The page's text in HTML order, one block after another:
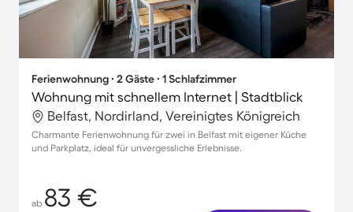
Ferienwohnung ∙ 2 Gäste ∙ 1 Schlafzimmer
Wohnung mit schnellem Internet | Stadtblick
Belfast, Nordirland, Vereinigtes Königreich
Charmante Ferienwohnung für zwei in Belfast mit eigener Küche
und Parkplatz, ideal für unvergessliche Erlebnisse.
ab 83 €